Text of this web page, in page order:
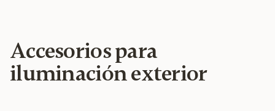
Accesorios para
iluminación exterior